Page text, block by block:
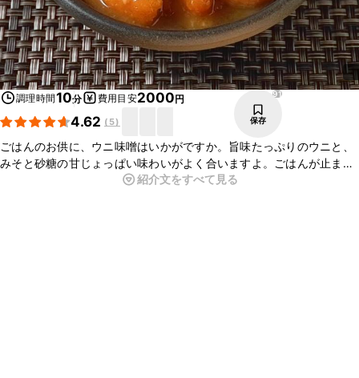
調理時間10分 費用目安2000円
4.62 ( 5)
91
保存
ごはんのお供に、ウニ味噌はいかがですか。旨味たっぷりのウニと、
みそと砂糖の甘じょっぱい味わいがよく合いますよ。ごはんが止まら
ないおいしさなので、ぜひお試しくださいね。
紹介文をすべて見る